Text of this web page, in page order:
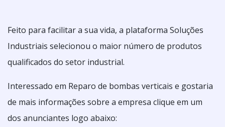
Feito para facilitar a sua vida, a plataforma Soluções
Industriais selecionou o maior número de produtos
qualificados do setor industrial.
Interessado em Reparo de bombas verticais e gostaria
de mais informações sobre a empresa clique em um
dos anunciantes logo abaixo: